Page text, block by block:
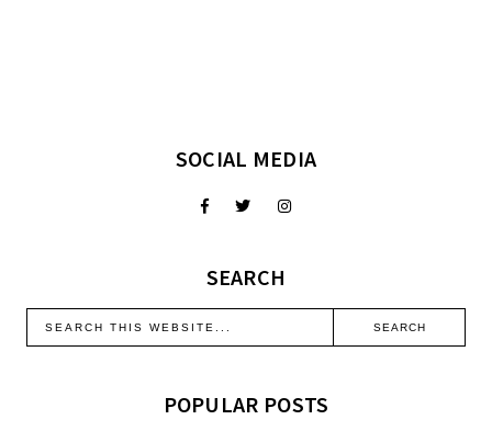
SOCIAL MEDIA
SEARCH
POPULAR POSTS